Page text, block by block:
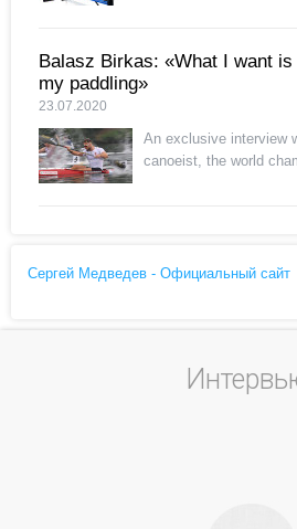
Balasz Birkas: «What I want
my paddling»
23.07.2020
An exclusive interview
canoeist, the world
Сергей Медведев - Официальный сайт